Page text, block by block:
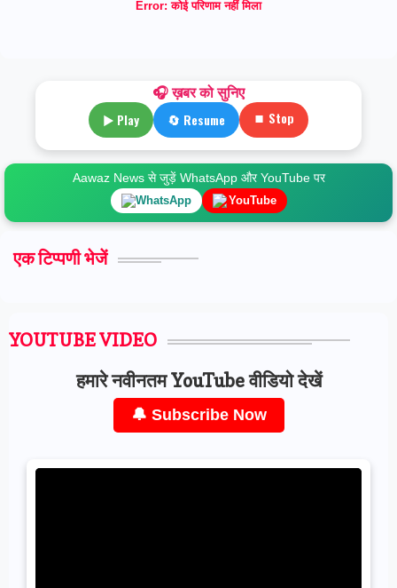
Error: कोई परिणाम नहीं मिला
🎧 ख़बर को सुनिए
▶ Play 🔄 Resume ⏹ Stop
Aawaz News से जुड़ें WhatsApp और YouTube पर
WhatsApp YouTube
एक टिप्पणी भेजें
YOUTUBE VIDEO
हमारे नवीनतम YouTube वीडियो देखें
🔔 Subscribe Now